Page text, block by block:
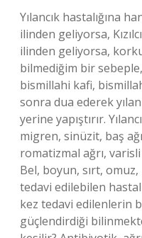
Yılancık hastalığına
ilinden geliyorsa,
ilinden geliyorsa,
bilmediğim bir
bismillahi kafi,
sonra dua ederek
yerine yapıştırır.
migren, sinüzit, baş
romatizmal ağrı,
Bel, boyun, sırt, omuz,
tedavi edilebilen
kez tedavi edilenlerin
güçlendirdiği